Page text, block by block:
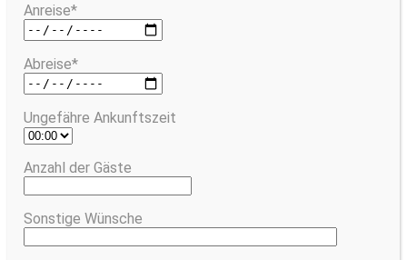
Anreise*
Abreise*
Ungefähre Ankunftszeit
Anzahl der Gäste
Sonstige Wünsche